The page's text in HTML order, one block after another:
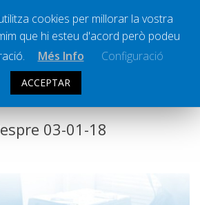
Televisió
03-01-18
cookies per millorar la vostra
que hi esteu d'acord però podeu
Més Info Configuració
ACCEPTAR